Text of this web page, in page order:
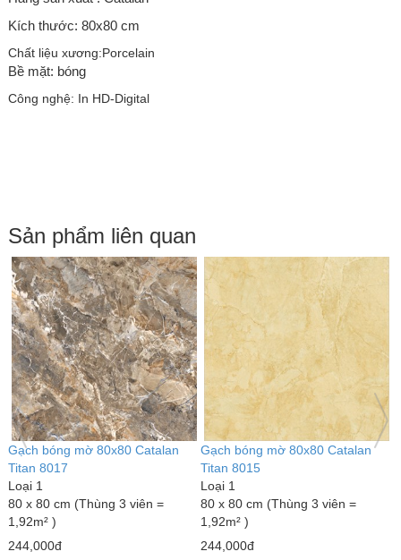
Kích thước: 80x80 cm
Chất liệu xương:Porcelain
Bề mặt: bóng
Công nghệ: In HD-Digital
Sản phẩm liên quan
Gạch bóng mờ 80x80 Catalan
Titan 8017
Loại 1
80 x 80 cm (Thùng 3 viên =
1,92m² )
244,000đ
Gạch bóng mờ 80x80 Catalan
Titan 8015
Loại 1
80 x 80 cm (Thùng 3 viên =
1,92m² )
244,000đ